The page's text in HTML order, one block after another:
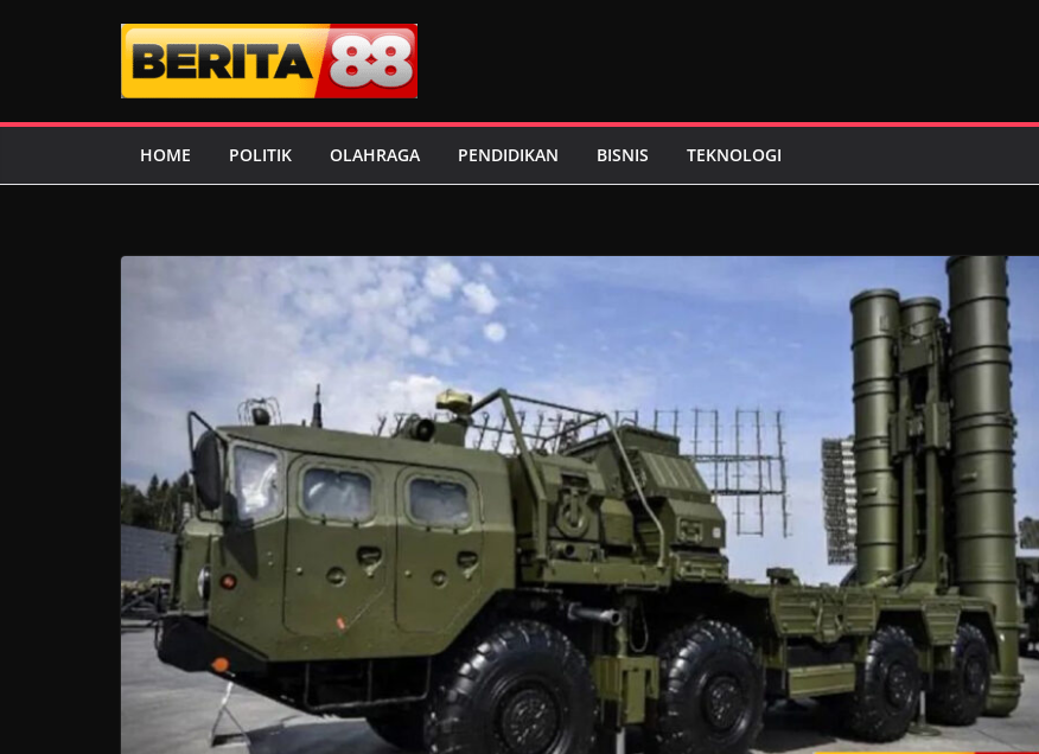
HOME POLITIK OLAHRAGA PENDIDIKAN BISNIS TEKNOLOGI